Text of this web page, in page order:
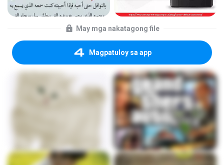
May mga nakatagong file
Magpatuloy sa app